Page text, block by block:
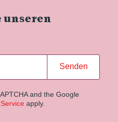
unseren
Senden
and the Google
apply.